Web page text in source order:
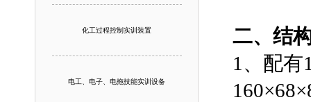
化工过程控制实训装置
电工、电子、电拖技能实训设备
二、结
1、配有